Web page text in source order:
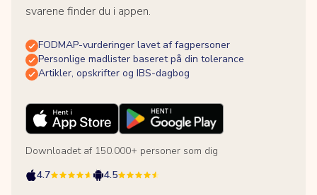
svarene finder du i appen.
FODMAP-vurderinger lavet af fagpersoner
Personlige madlister baseret på din tolerance
Artikler, opskrifter og IBS-dagbog
Downloadet af 150.000+ personer som dig
4.7
4.5